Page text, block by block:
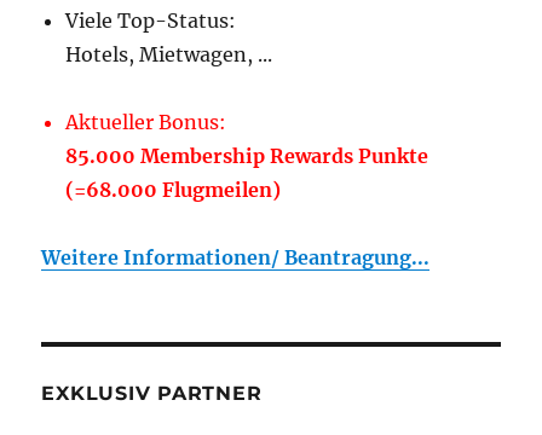
Viele Top-Status:
Hotels, Mietwagen, ...
Aktueller Bonus:
85.000 Membership Rewards Punkte
(=68.000 Flugmeilen)
Weitere Informationen/ Beantragung...
EXKLUSIV PARTNER